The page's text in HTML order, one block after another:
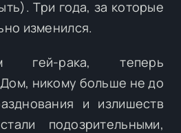
Три года, за которые
изменился.
гей-рака, теперь
никому больше не до
и излишеств
подозрительными,